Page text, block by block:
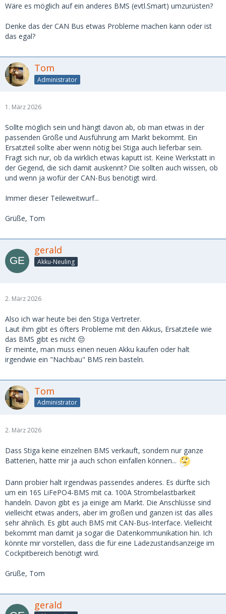
Wäre es möglich auf ein anderes BMS (evtl.Smart) umzurüsten?
Denke das der CAN Bus etwas Probleme machen kann oder ist
das egal?
Tom
Administrator
1. März 2026
Sollte möglich sein und hängt davon ab, ob man etwas in der
passenden Größe und Ausführung am Markt bekommt. Ein
Ersatzteil sollte aber wenn nötig bei Stiga auch lieferbar sein.
Fragt sich nur, ob da wirklich etwas kaputt ist. Keine Werkstatt in
der Gegend, die sich damit auskennt? Die sollten auch wissen, ob
und wenn ja wofür der CAN-Bus benötigt wird.
Immer dieser Teileweitwurf...
Grüße, Tom
gerald
Akku-Neuling
2. März 2026
Also ich war heute bei den Stiga Vertreter.
Laut ihm gibt es öfters Probleme mit den Akkus, Ersatzteile wie
das BMS gibt es nicht 😔
Er meinte, man muss einen neuen Akku kaufen oder halt
irgendwie ein "Nachbau" BMS rein basteln.
Tom
Administrator
2. März 2026
Dass Stiga keine einzelnen BMS verkauft, sondern nur ganze
Batterien, hätte mir ja auch schon einfallen können...
Dann probier halt irgendwas passendes anderes. Es dürfte sich
um ein 16S LiFePO4-BMS mit ca. 100A Strombelastbarkeit
handeln. Davon gibt es ja einige am Markt. Die Anschlüsse sind
vielleicht etwas anders, aber im großen und ganzen ist das alles
sehr ähnlich. Es gibt auch BMS mit CAN-Bus-Interface. Vielleicht
bekommt man damit ja sogar die Datenkommunikation hin. Ich
könnte mir vorstellen, dass die für eine Ladezustandsanzeige im
Cockpitbereich benötigt wird.
Grüße, Tom
gerald